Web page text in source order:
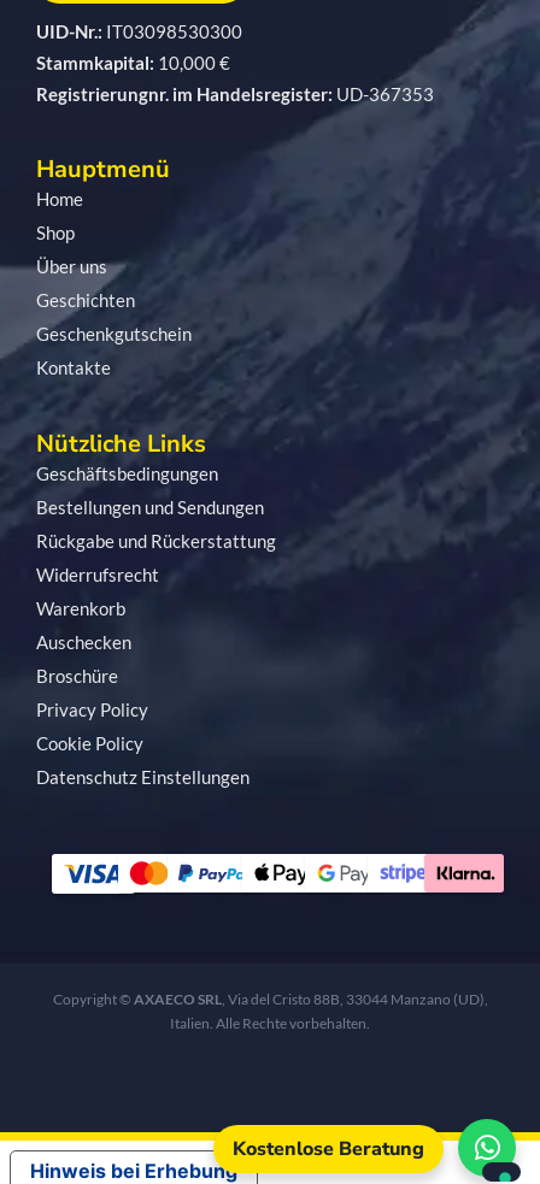
UID-Nr.: IT03098530300
Stammkapital: 10,000 €
Registrierungnr. im Handelsregister: UD-367353
Hauptmenü
Home
Shop
Über uns
Geschichten
Geschenkgutschein
Kontakte
Nützliche Links
Geschäftsbedingungen
Bestellungen und Sendungen
Rückgabe und Rückerstattung
Widerrufsrecht
Warenkorb
Auschecken
Broschüre
Privacy Policy
Cookie Policy
Datenschutz Einstellungen
Copyright © AXAECO SRL, Via del Cristo 88B, 33044 Manzano (UD),
Italien. Alle Rechte vorbehalten.
Kostenlose Beratung
Hinweis bei Erhebung